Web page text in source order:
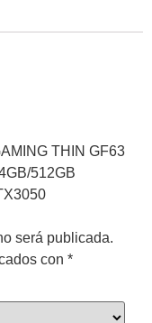
THIN GF63
512GB
será publicada.
con *